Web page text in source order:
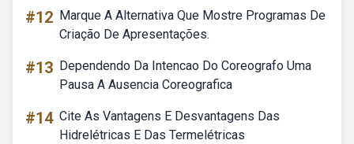
#12 Marque A Alternativa Que Mostre Programas De
Criação De Apresentações.
#13 Dependendo Da Intencao Do Coreografo Uma
Pausa A Ausencia Coreografica
#14 Cite As Vantagens E Desvantagens Das
Hidrelétricas E Das Termelétricas